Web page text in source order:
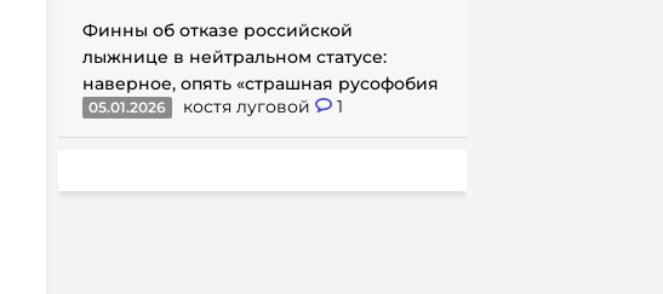
Финны об отказе российской
лыжнице в нейтральном статусе:
наверное, опять «страшная русофобия
05.01.2026 костя луговой 1